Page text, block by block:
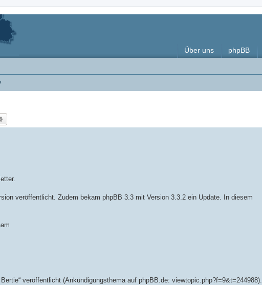
Über uns phpBB
veröffentlicht. Zudem bekam phpBB 3.3 mit Version 3.3.2 ein Update. In diesem
veröffentlicht (Ankündigungsthema auf phpBB.de: viewtopic.php?f=9&t=244988).